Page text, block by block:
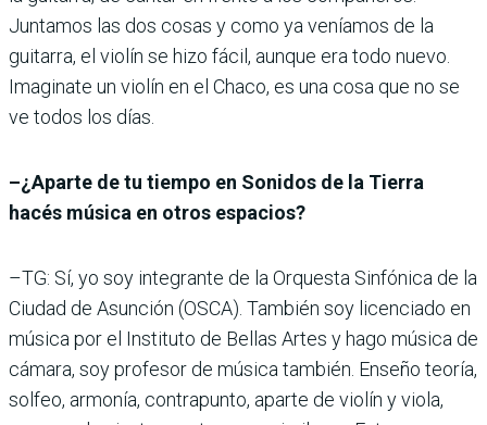
Juntamos las dos cosas y como ya veníamos de la
guitarra, el violín se hizo fácil, aunque era todo nuevo.
Imaginate un violín en el Chaco, es una cosa que no se
ve todos los días.
–¿Aparte de tu tiempo en Sonidos de la Tierra
hacés música en otros espacios?
–TG: Sí, yo soy integrante de la Orquesta Sinfónica de la
Ciudad de Asunción (OSCA). También soy licenciado en
música por el Instituto de Bellas Artes y hago música de
cámara, soy profesor de música también. Enseño teoría,
solfeo, armonía, contrapunto, aparte de violín y viola,